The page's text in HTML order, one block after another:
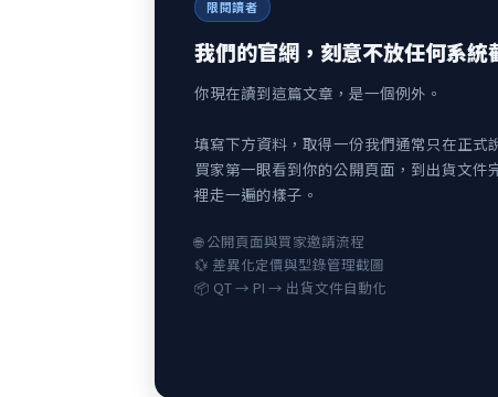
限閱讀者
我們的官網，刻意不放任何系統
你現在讀到這篇文章，是一個例外。
填寫下方資料，取得一份我們通常只在正式
買家第一眼看到你的公開頁面，到出貨文件
裡走一遍的樣子。
🌐 公開頁面與買家邀請流程
💱 差異化定價與型錄管理截圖
📦 QT → PI → 出貨文件自動化